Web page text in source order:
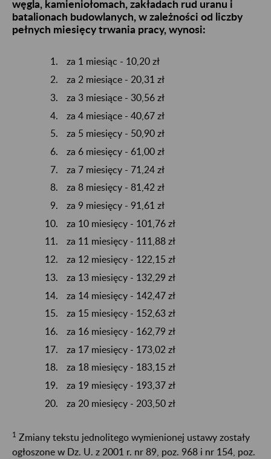
węgla, kamieniołomach, zakładach rud uranu i
batalionach budowlanych, w zależności od liczby
pełnych miesięcy trwania pracy, wynosi:
za 1 miesiąc - 10,20 zł
za 2 miesiące - 20,31 zł
za 3 miesiące - 30,56 zł
za 4 miesiące - 40,67 zł
za 5 miesięcy - 50,90 zł
za 6 miesięcy - 61,00 zł
za 7 miesięcy - 71,24 zł
za 8 miesięcy - 81,42 zł
za 9 miesięcy - 91,61 zł
za 10 miesięcy - 101,76 zł
za 11 miesięcy - 111,88 zł
za 12 miesięcy - 122,15 zł
za 13 miesięcy - 132,29 zł
za 14 miesięcy - 142,47 zł
za 15 miesięcy - 152,63 zł
za 16 miesięcy - 162,79 zł
za 17 miesięcy - 173,02 zł
za 18 miesięcy - 183,15 zł
za 19 miesięcy - 193,37 zł
za 20 miesięcy - 203,50 zł
1 Zmiany tekstu jednolitego wymienionej ustawy zostały
ogłoszone w Dz. U. z 2001 r. nr 89, poz. 968 i nr 154, poz.